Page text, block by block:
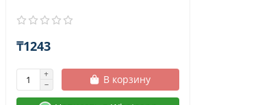
₸1243
В корзину